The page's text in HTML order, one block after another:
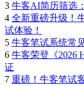
3 牛客AI简历筛选
4 全新重磅升级！
试体验！
5 牛客笔试系统常
6 牛客荣登《2026
证
7 重磅！牛客笔试